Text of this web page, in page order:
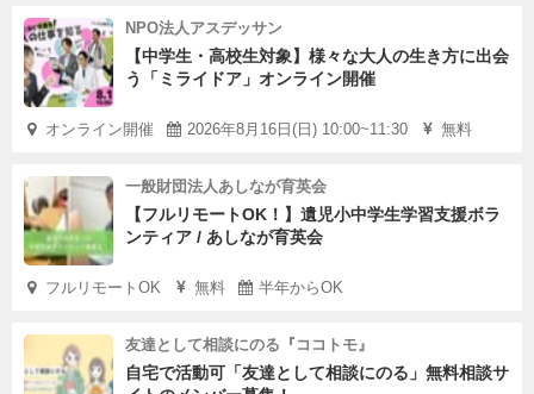
NPO法人アスデッサン
【中学生・高校生対象】様々な大人の生き方に出会
う「ミライドア」オンライン開催
オンライン開催 2026年8月16日(日) 10:00~11:30 無料
一般財団法人あしなが育英会
【フルリモートOK！】遺児小中学生学習支援ボラ
ンティア / あしなが育英会
フルリモートOK 無料 半年からOK
友達として相談にのる『ココトモ』
自宅で活動可「友達として相談にのる」無料相談サ